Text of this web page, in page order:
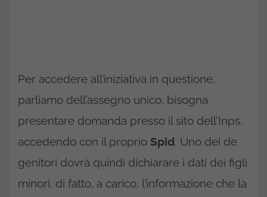
Per accedere all’iniziativa in questione,
parliamo dell’assegno unico, bisogna
presentare domanda presso il sito dell’Inps,
accedendo con il proprio Spid. Uno dei de
genitori dovrà quindi dichiarare i dati dei figli
minori, di fatto, a carico, l’informazione che la